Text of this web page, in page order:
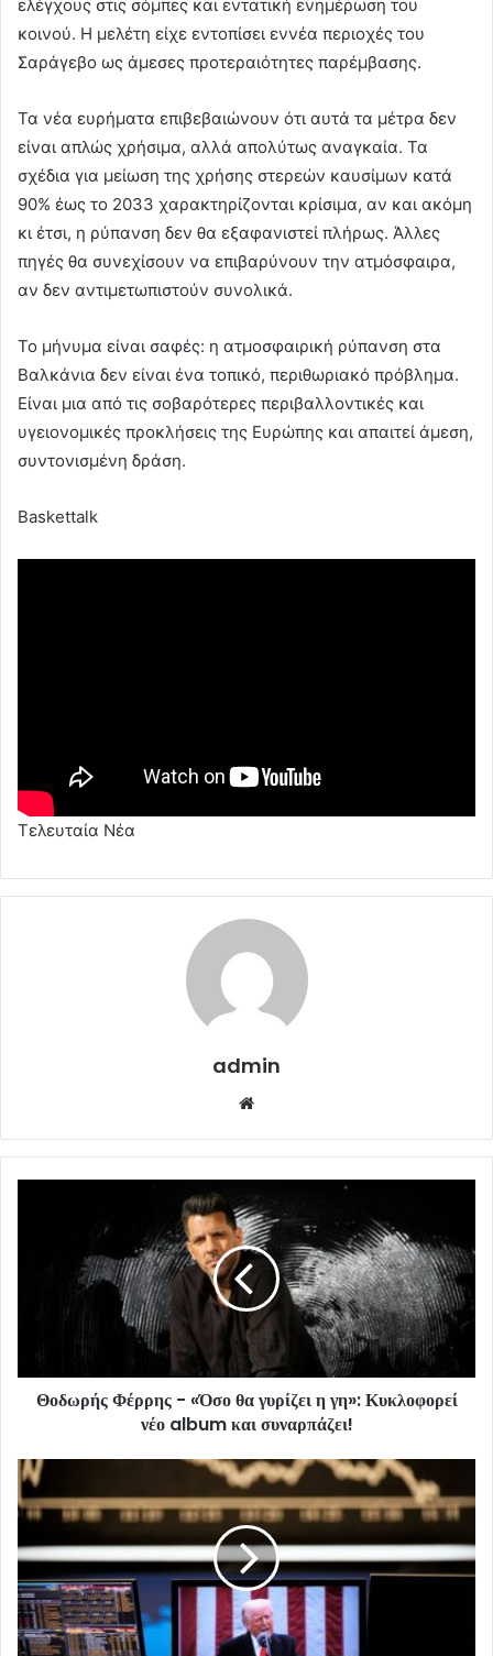
ελέγχους στις σόμπες και εντατική ενημέρωση του
κοινού. Η μελέτη είχε εντοπίσει εννέα περιοχές του
Σαράγεβο ως άμεσες προτεραιότητες παρέμβασης.
Τα νέα ευρήματα επιβεβαιώνουν ότι αυτά τα μέτρα δεν
είναι απλώς χρήσιμα, αλλά απολύτως αναγκαία. Τα
σχέδια για μείωση της χρήσης στερεών καυσίμων κατά
90% έως το 2033 χαρακτηρίζονται κρίσιμα, αν και ακόμη
κι έτσι, η ρύπανση δεν θα εξαφανιστεί πλήρως. Άλλες
πηγές θα συνεχίσουν να επιβαρύνουν την ατμόσφαιρα,
αν δεν αντιμετωπιστούν συνολικά.
Το μήνυμα είναι σαφές: η ατμοσφαιρική ρύπανση στα
Βαλκάνια δεν είναι ένα τοπικό, περιθωριακό πρόβλημα.
Είναι μια από τις σοβαρότερες περιβαλλοντικές και
υγειονομικές προκλήσεις της Ευρώπης και απαιτεί άμεση,
συντονισμένη δράση.
Baskettalk
Τελευταία Νέα
admin
Θοδωρής Φέρρης - «Όσο θα γυρίζει η γη»: Κυκλοφορεί
νέο album και συναρπάζει!